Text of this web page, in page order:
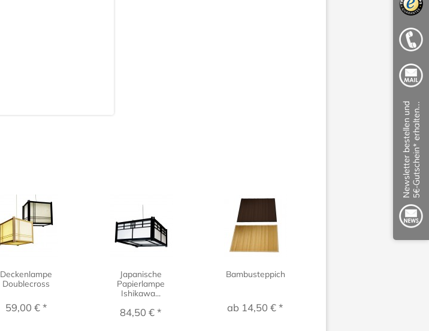
Deckenlampe
Doublecross
59,00 € *
Japanische
Papierlampe
Ishikawa...
84,50 € *
Bambusteppich
ab 14,50 € *